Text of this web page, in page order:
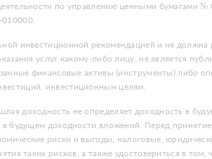
по управлению ценными бумагами
инвестиционной рекомендацией и не должна
услуг какому-либо лицу, не является
финансовые активы (инструменты) либо
инвестиционным целям.
доходность не определяет доходность в
будущем доходности вложений. Перед
риски и выгоды, налоговые,
таких рисков, а также удостовериться в